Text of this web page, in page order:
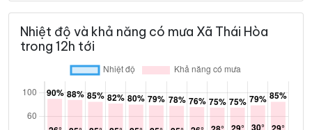
Nhiệt độ và khả năng có mưa Xã Thái Hòa
trong 12h tới